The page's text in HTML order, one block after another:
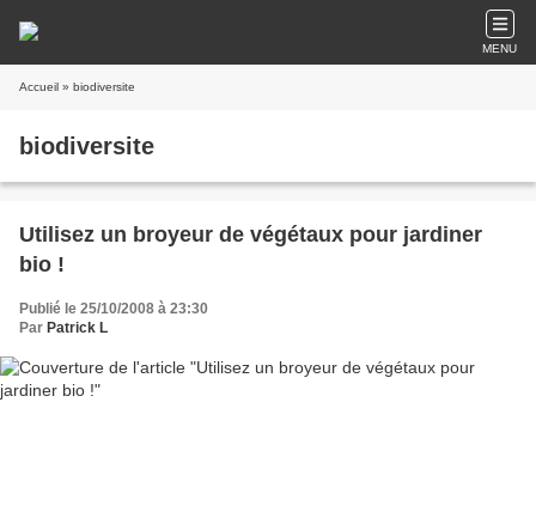
MENU
Accueil » biodiversite
biodiversite
Utilisez un broyeur de végétaux pour jardiner
bio !
Publié le 25/10/2008 à 23:30
Par Patrick L